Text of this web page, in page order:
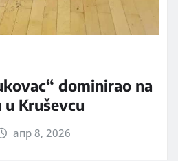
dominirao na
Kruševcu
апр 8, 2026